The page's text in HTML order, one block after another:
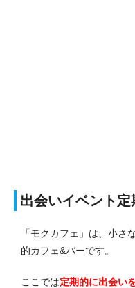
出会いイベント定
「モクカフェ」は、小さ
的カフェ&バーです。
ここでは定期的に出会い